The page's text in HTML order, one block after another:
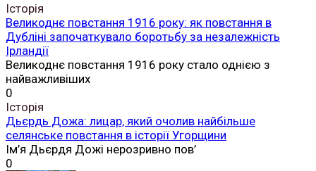
Історія
Великоднє повстання 1916 року: як повстання в
Дубліні започаткувало боротьбу за незалежність
Ірландії
Великоднє повстання 1916 року стало однією з
найважливіших
0
Історія
Дьєрдь Дожа: лицар, який очолив найбільше
селянське повстання в історії Угорщини
Ім’я Дьєрдя Дожі нерозривно пов’
0